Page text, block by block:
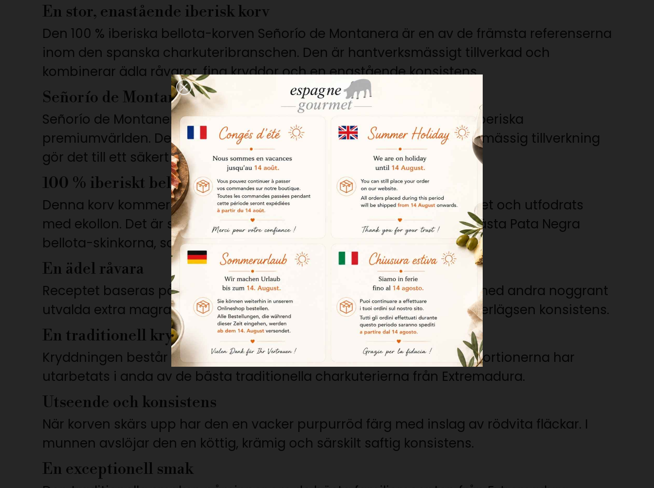
En stor, enastående iberisk korv
Den 100 % iberiska bellota-korven Señorío de Montanera är en av de främsta referenserna
inom den spanska charkuteribranschen. Den är hantverksmässigt tillverkad och
kombinerar ädla råvaror, fina kryddor och en enastående konsistens.
Señorío de Montaneras prestige
Señorío de Montanera är ett av de mest erkända namnen inom den iberiska
premiumvärlden. Dess höga krav på uppfödning, urval och hantverksmässig tillverkning
gör det till ett säkert kort för kräsna finsmakare.
100 % iberiskt bellota-ursprung
Denna korv kommer från renrasiga iberiska grisar som fötts upp i frihet och utfodrats
med ekollon. Det är samma djur som används för att producera de bästa Pata Negra
bellota-skinkorna, som kännetecknas av den svarta etiketten.
En ädel råvara
Receptet baseras på magra bitar av skinka och bog, kompletterade med andra noggrant
utvalda extra magra bitar. Detta val garanterar en rik smak och en överlägsen konsistens.
En traditionell kryddning
Kryddningen består av malen svartpeppar och riven muskotnöt. Proportionerna har
utarbetats i anda av de bästa traditionella charkuterierna från Extremadura.
Utseende och konsistens
När korven skärs upp har den en vacker purpurröd färg med inslag av rödvita fläckar. I
munnen avslöjar den en köttig, krämig och särskilt saftig konsistens.
En exceptionell smak